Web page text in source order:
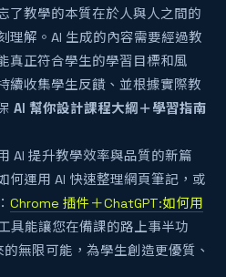
了教學的本質在於人與人之間的
理解。AI 生成的內容需要經過教
真正符合學生的學習目標和風
續收集學生反饋、並根據實際教
AI 幫你設計課程大綱＋學習指南
AI 提升教學效率與品質的新篇
何運用 AI 快速整理網頁筆記，或
Chrome 插件＋ChatGPT:如何用
具能讓您在備課的路上事半功
無限可能，為學生創造更優質、